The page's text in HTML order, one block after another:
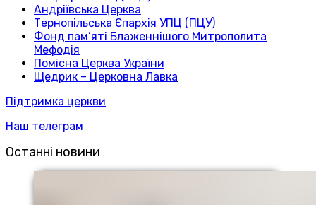
Андріївська Церква
Тернопільська Єпархія УПЦ (ПЦУ)
Фонд пам’яті Блаженнішого Митрополита
Мефодія
Помісна Церква України
Щедрик – Церковна Лавка
Підтримка церкви
Наш телеграм
Останні новини